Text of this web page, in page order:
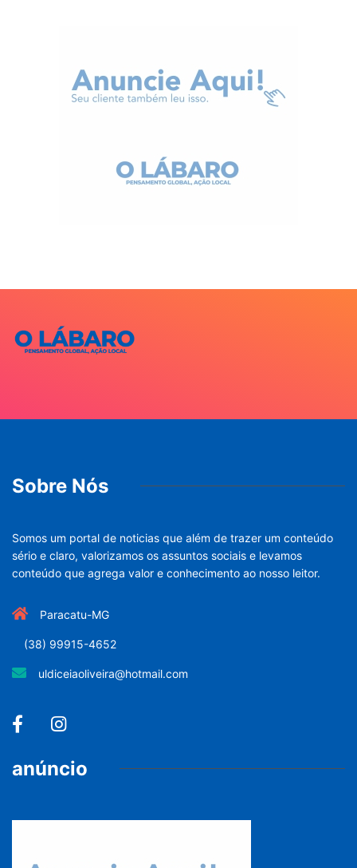
Sobre Nós
Somos um portal de noticias que além de trazer um conteúdo
sério e claro, valorizamos os assuntos sociais e levamos
conteúdo que agrega valor e conhecimento ao nosso leitor.
Paracatu-MG
(38) 99915-4652
uldiceiaoliveira@hotmail.com
anúncio